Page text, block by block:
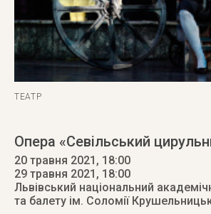
ТЕАТР
Опера «Севільський
20 травня 2021, 18:00
29 травня 2021 , 18:00
Львівський національний
та балету ім. Соломії